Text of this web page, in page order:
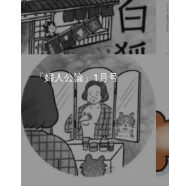
「婦人公論」1月号